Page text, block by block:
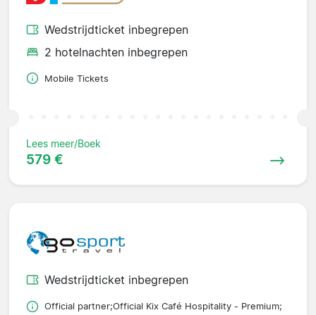
Wedstrijdticket inbegrepen
2 hotelnachten inbegrepen
Mobile Tickets
Lees meer/Boek
579 €
Wedstrijdticket inbegrepen
Official partner;Official Kix Café Hospitality - Premium;